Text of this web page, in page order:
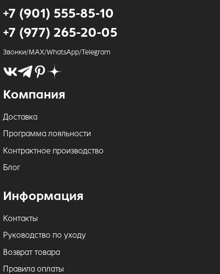
+7 (901) 555-85-10
+7 (977) 265-20-05
Звонки/MAX/WhatsApp/Telegram
Компания
Доставка
Программа лояльности
Контрактное производство
Блог
Информация
Контакты
Руководство по уходу
Возврат товара
Правила оплаты